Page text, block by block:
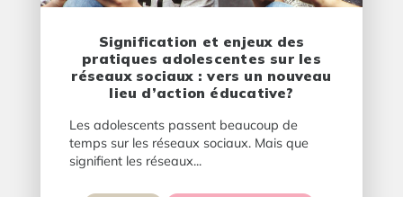
Signification et enjeux des
pratiques adolescentes sur les
réseaux sociaux : vers un nouveau
lieu d’action éducative?
Les adolescents passent beaucoup de
temps sur les réseaux sociaux. Mais que
signifient les réseaux...